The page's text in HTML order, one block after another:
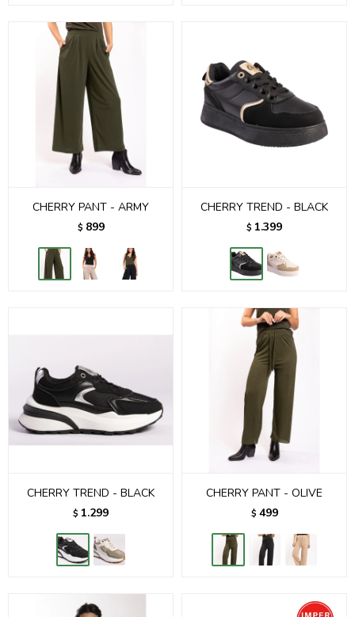
CHERRY PANT - ARMY
$ 899
CHERRY TREND - BLACK
$ 1.399
CHERRY TREND - BLACK
$ 1.299
CHERRY PANT - OLIVE
$ 499